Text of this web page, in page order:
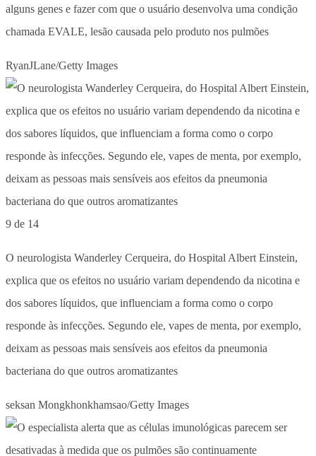
alguns genes e fazer com que o usuário desenvolva uma condição
chamada EVALE, lesão causada pelo produto nos pulmões
RyanJLane/Getty Images
9 de 14
O neurologista Wanderley Cerqueira, do Hospital Albert Einstein,
explica que os efeitos no usuário variam dependendo da nicotina e
dos sabores líquidos, que influenciam a forma como o corpo
responde às infecções. Segundo ele, vapes de menta, por exemplo,
deixam as pessoas mais sensíveis aos efeitos da pneumonia
bacteriana do que outros aromatizantes
seksan Mongkhonkhamsao/Getty Images